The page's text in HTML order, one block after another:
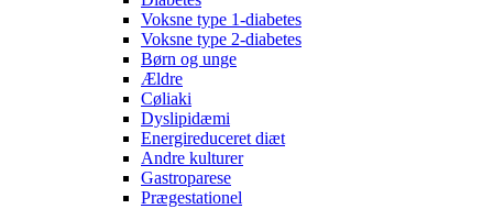
Voksne type 1-diabetes
Voksne type 2-diabetes
Børn og unge
Ældre
Cøliaki
Dyslipidæmi
Energireduceret diæt
Andre kulturer
Gastroparese
Prægestationel